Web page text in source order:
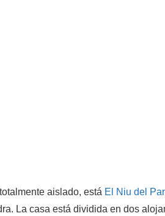
aislado, está El Niu del
La casa está dividida en dos